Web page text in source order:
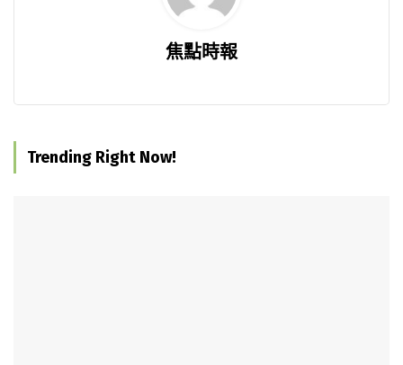
焦點時報
Trending Right Now!